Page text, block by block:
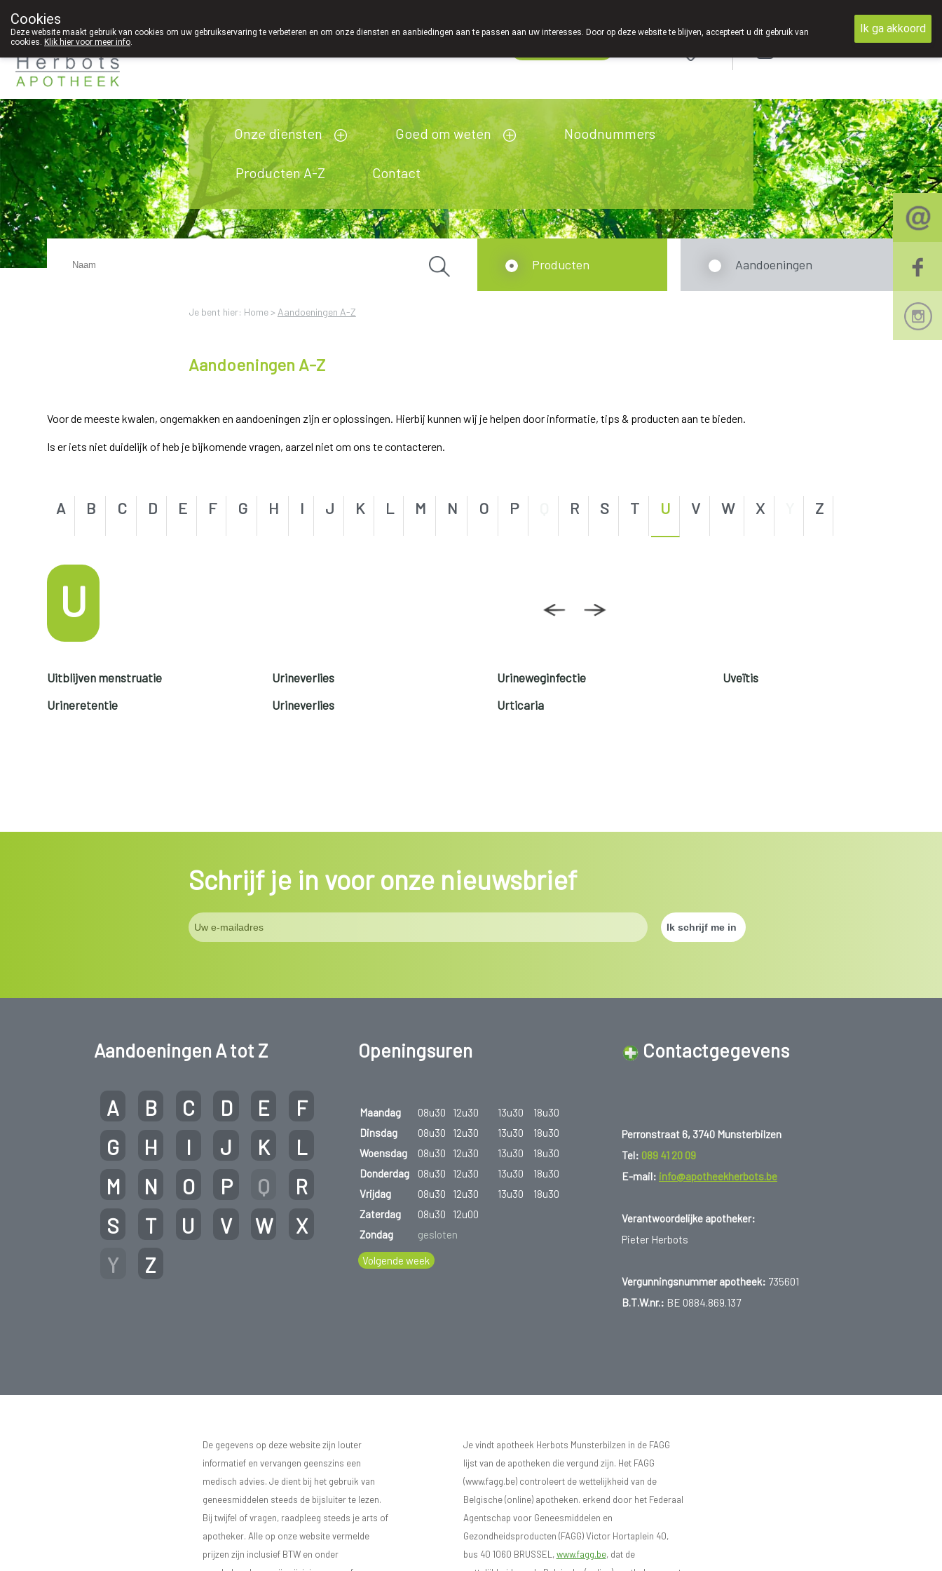
089 41 20 09
Onze diensten Goed om weten Noodnummers
Producten A-Z Contact
Je bent hier: Home > Aandoeningen A-Z
Aandoeningen A-Z
Producten Aandoeningen
Voor de meeste kwalen, ongemakken en aandoeningen zijn er oplossingen. Hierbij kunnen wij je helpen door informatie, tips & producten aan te bieden.
Is er iets niet duidelijk of heb je bijkomende vragen, aarzel niet om ons te contacteren.
A B C D E F G H I J K L M N O P R S T U V W X Z
U
Uitblijven menstruatie
Urineretentie
Urineverlies
Urineverlies
Urineweginfectie
Urticaria
Uveïtis
Schrijf je in voor onze nieuwsbrief
Aandoeningen A tot Z
A B C D E
F
G
H I J K
L
M
N O P Q
R
S
T U V W
X
Y
Z
Openingsuren
Maandag 08u30 12u30 13u30
18u30
Dinsdag
08u30 12u30 13u30
18u30
Woensdag
08u30 12u30 13u30
18u30
Donderdag
08u30 12u30 13u30
18u30
Vrijdag
08u30 12u30 13u30
18u30
Zaterdag
08u30
12u00
Zondag
gesloten
Volgende week
Contactgegevens
Perronstraat 6, 3740 Munsterbilzen
Tel: 089 41 20 09
E-mail: info@apotheekherbots.be
Verantwoordelijke apotheker:
Pieter Herbots
Vergunningsnummer apotheek: 735601
B.T.W.nr.: BE 0884.869.137
De gegevens op deze website zijn louter
informatief en vervangen geenszins een
medisch advies. Je dient bij het gebruik van
geneesmiddelen steeds de bijsluiter te lezen.
Bij twijfel of vragen, raadpleeg steeds je arts of
apotheker. Alle op onze website vermelde
prijzen zijn inclusief BTW en onder
Je vindt apotheek Herbots Munsterbilzen in de FAGG
lijst van de apotheken die vergund zijn. Het FAGG
(www.fagg.be) controleert de wettelijkheid van de
Belgische (online) apotheken. erkend door het Federaal
Agentschap voor Geneesmiddelen en
Gezondheidsproducten (FAGG) Victor Hortaplein 40,
bus 40 1060 BRUSSEL,www.fagg.be, dat de
Cookies
Deze website maakt gebruik van cookies om uw gebruikservaring te verbeteren en om onze diensten en aanbiedingen aan te passen aan uw interesses. Door op deze website te blijven, accepteert u dit gebruik van
cookies. Klik hier voor meer info.
Ik ga akkoord